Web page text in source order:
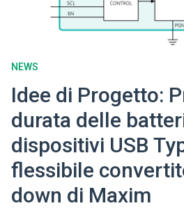
NEWS
Idee di Progetto:
durata delle
dispositivi USB
flessibile
down di Maxim